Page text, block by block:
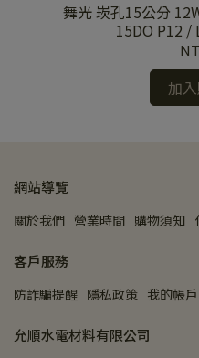
舞光 崁孔15公分
15DO P12 /
加
網站導覽
關於我們 營業時間 購物須知
客戶服務
防詐騙提醒 隱私政策 我的帳戶
允順水電材料有限公司